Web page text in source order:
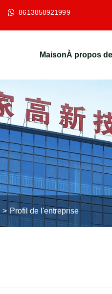
8613858921999
MaisonÀ propos
Profil de l'entreprise